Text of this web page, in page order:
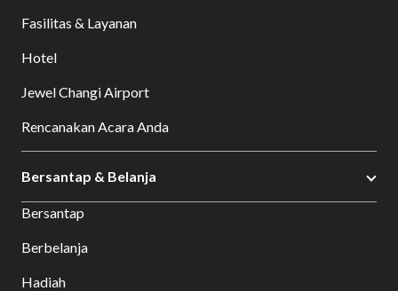
Fasilitas & Layanan
Hotel
Jewel Changi Airport
Rencanakan Acara Anda
Bersantap & Belanja
Bersantap
Berbelanja
Hadiah